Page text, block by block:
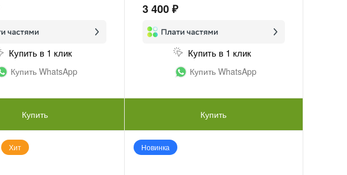
Купить в 1 клик
Купить WhatsApp
Купить
3 400 ₽
Купить в 1 клик
Купить WhatsApp
Купить
Хит Новинка